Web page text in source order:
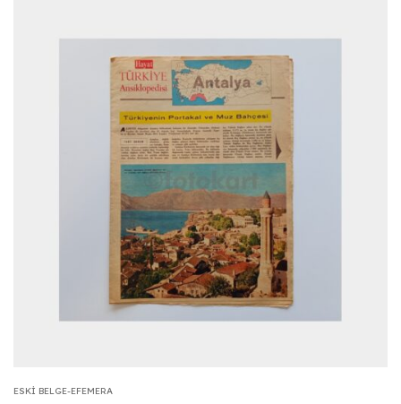
ESKI BELGE-EFEMERA